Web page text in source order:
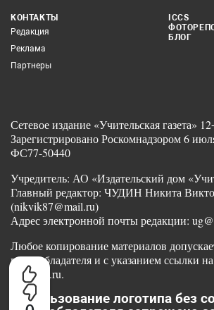
КОНТАКТЫ
Редакция
Реклама
Партнеры
ICCS
БЛОГ
Сетевое издание «Учительская газета»
Зарегистрировано Роскомнадзором 6
ФС77-50440
Учредитель: АО «Издательский дом
Главный редактор: ЧУДИН Никита
(nikvik87@mail.ru)
Адрес электронной почты редакции:
Любое копирование материалов
правообладателя и с указанием ссылки
www.ug.ru.
Использование логотипа без